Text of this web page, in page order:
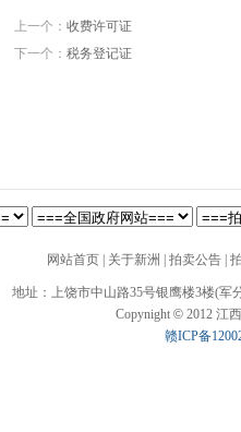
上一个： 收费许可证
下一个： 税务登记证
网站首页 关于新洲 拍卖公告
地址：上饶市中山路35号银鹰楼3楼(军
Copynight ©2012 江
赣ICP备